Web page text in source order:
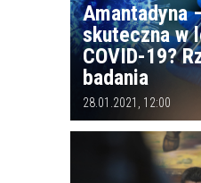
Amantadyna
skuteczna w
COVID-19?
badania
28.01.2021, 12:00